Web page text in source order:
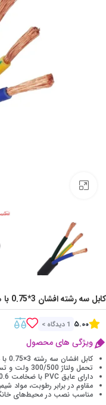
کابل سه رشته افشان 3*0.75 با هادی مسی آنیل‌شده و کیفیت ممتاز
5.00 1 دیدگاه >
ویژگی های محصول
کابل افشان سه رشته 3×0.75 با هادی مسی آنیل‌شده و کیفیت ممتاز
تحمل ولتاژ 300/500 ولت و تست ولتاژ 2 کیلوولت
دارای عایق PVC با ضخامت 0.6 و روکش PVC با ضخامت 0.8 میلی‌متر
مقاوم در برابر رطوبت، مواد
مناسب نصب در محیط‌های